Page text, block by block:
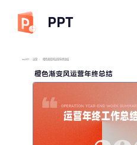
PPT
imyPPT / 运营 / 橙色渐变风运营年终总结
橙色渐变风运营年终总结